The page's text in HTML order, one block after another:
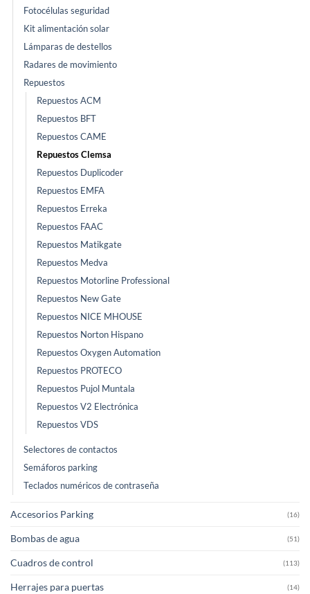
Fotocélulas seguridad
Kit alimentación solar
Lámparas de destellos
Radares de movimiento
Repuestos
Repuestos ACM
Repuestos BFT
Repuestos CAME
Repuestos Clemsa
Repuestos Duplicoder
Repuestos EMFA
Repuestos Erreka
Repuestos FAAC
Repuestos Matikgate
Repuestos Medva
Repuestos Motorline Professional
Repuestos New Gate
Repuestos NICE MHOUSE
Repuestos Norton Hispano
Repuestos Oxygen Automation
Repuestos PROTECO
Repuestos Pujol Muntala
Repuestos V2 Electrónica
Repuestos VDS
Selectores de contactos
Semáforos parking
Teclados numéricos de contraseña
Accesorios Parking (16)
Bombas de agua (51)
Cuadros de control (113)
Herrajes para puertas (14)